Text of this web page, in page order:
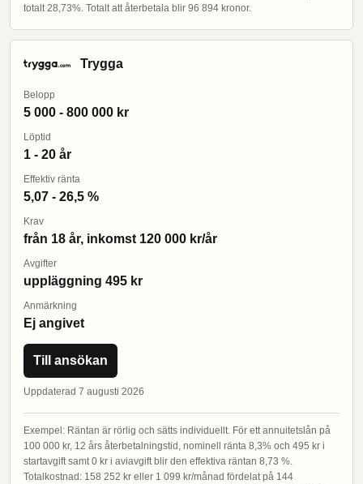
totalt 28,73%. Totalt att återbetala blir 96 894 kronor.
Trygga
Belopp
5 000 - 800 000 kr
Löptid
1 - 20 år
Effektiv ränta
5,07 - 26,5 %
Krav
från 18 år, inkomst 120 000 kr/år
Avgifter
uppläggning 495 kr
Anmärkning
Ej angivet
Till ansökan
Uppdaterad 7 augusti 2026
Exempel: Räntan är rörlig och sätts individuellt. För ett annuitetslån på
100 000 kr, 12 års återbetalningstid, nominell ränta 8,3% och 495 kr i
startavgift samt 0 kr i aviavgift blir den effektiva räntan 8,73 %.
Totalkostnad: 158 252 kr eller 1 099 kr/månad fördelat på 144